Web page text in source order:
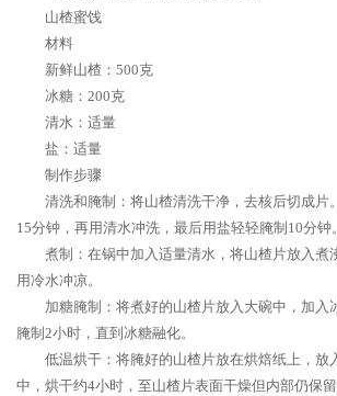
山楂蜜饯
材料
新鲜山楂：500克
冰糖：200克
清水：适量
盐：适量
制作步骤
清洗和腌制：将山楂清洗干净，去核后切成片
15分钟，再用清水冲洗，最后用盐轻轻腌制10分钟。
煮制：在锅中加入适量清水，将山楂片放入煮
用冷水冲凉。
加糖腌制：将煮好的山楂片放入大碗中，加入
腌制2小时，直到冰糖融化。
低温烘干：将腌好的山楂片放在烘焙纸上，放
中，烘干约4小时，至山楂片表面干燥但内部仍保留